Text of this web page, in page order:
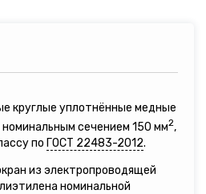
круглые уплотнённые медные
сечением 150 мм2,
по ГОСТ 22483-2012.
из электропроводящей
номинальной